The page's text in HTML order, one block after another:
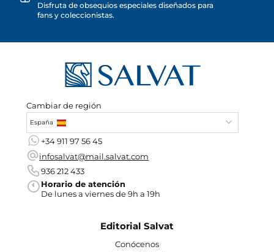
Disfruta de obsequios especiales diseñados para
fans y coleccionistas.
Cambiar de región
España
+34 911 97 56 45
infosalvat@mail.salvat.com
936 212 433
Horario de atención
De lunes a viernes de 9h a 19h
Editorial Salvat
Conócenos